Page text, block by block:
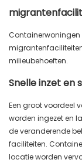
Containerwoningen
milieubehoeften.
Snelle inzet en
Een groot voordeel
worden ingezet en
de veranderende
faciliteiten.
locatie worden